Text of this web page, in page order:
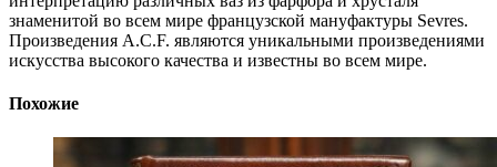
знаменитой во всем мире французской мануфактуры Sevres.
Произведения A.C.F. являются уникальными произведениями
искусства высокого качества и известны во всем мире.
Похожие